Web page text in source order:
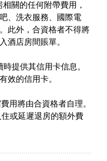
關的任何附帶費用，
、洗衣服務、國際電
此外，合資格者不得將
酒店房間賬單。
提供其信用卡信息。
效的信用卡。
用將由合資格者自理。
或延遲退房的額外費